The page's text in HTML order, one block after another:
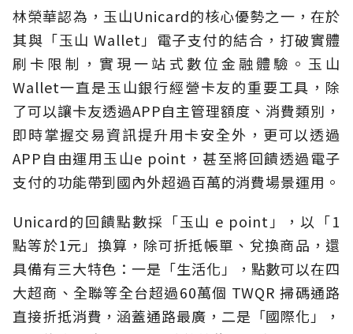
林榮華認為，玉山Unicard的核心優勢之一，在於
其與「玉山 Wallet」電子支付的結合，打破實體
刷卡限制，實現一站式數位金融體驗。玉山
Wallet一直是玉山銀行經營卡友的重要工具，除
了可以讓卡友透過APP自主管理額度、消費類別，
即時掌握交易資訊提升用卡安全外，更可以透過
APP自由運用玉山e point，甚至將回饋透過電子
支付的功能帶到國內外超過百萬的消費場景運用。
Unicard的回饋點數採「玉山 e point」，以「1
點等於1元」換算，除可折抵帳單、兌換商品，還
具備有三大特色：一是「生活化」，點數可以在四
大超商、全聯等全台超過60萬個 TWQR 掃碼通路
直接折抵消費，涵蓋通路最廣，二是「國際化」，